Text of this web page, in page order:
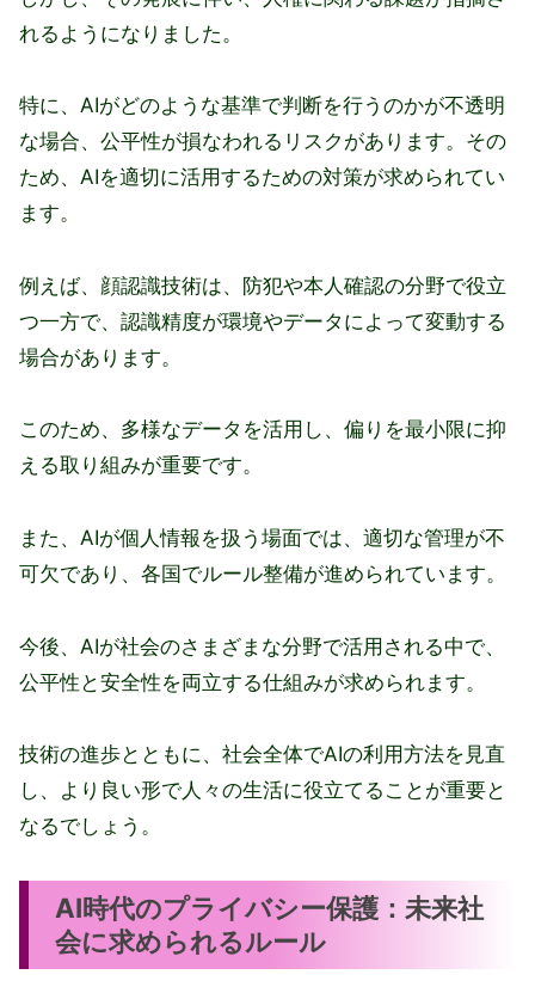
れるようになりました。
特に、AIがどのような基準で判断を行うのかが不透明
な場合、公平性が損なわれるリスクがあります。その
ため、AIを適切に活用するための対策が求められてい
ます。
例えば、顔認識技術は、防犯や本人確認の分野で役立
つ一方で、認識精度が環境やデータによって変動する
場合があります。
このため、多様なデータを活用し、偏りを最小限に抑
える取り組みが重要です。
また、AIが個人情報を扱う場面では、適切な管理が不
可欠であり、各国でルール整備が進められています。
今後、AIが社会のさまざまな分野で活用される中で、
公平性と安全性を両立する仕組みが求められます。
技術の進歩とともに、社会全体でAIの利用方法を見直
し、より良い形で人々の生活に役立てることが重要と
なるでしょう。
AI時代のプライバシー保護：未来社
会に求められるルール